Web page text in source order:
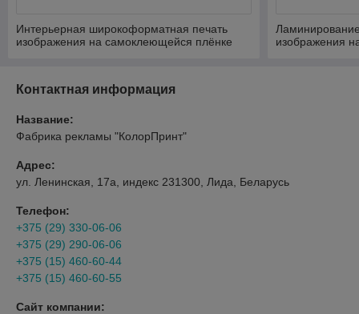
Интерьерная широкоформатная печать
изображения на самоклеющейся плёнке
изображения
Контактная информация
Название:
Фабрика рекламы "КолорПринт"
Адрес:
ул. Ленинская, 17а, индекс 231300, Лида, Беларусь
Телефон:
+375 (29) 330-06-06
+375 (29) 290-06-06
+375 (15) 460-60-44
+375 (15) 460-60-55
Сайт компании: